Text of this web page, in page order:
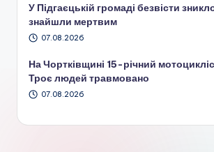
У Підгаєцькій громаді безвісти
знайшли мертвим
07.08.2026
На Чортківщині 15-річний
Троє людей травмовано
07.08.2026